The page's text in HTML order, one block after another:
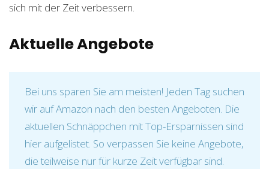
sich mit der Zeit verbessern.
Aktuelle Angebote
Bei uns sparen Sie am meisten! Jeden Tag suchen
wir auf Amazon nach den besten Angeboten. Die
aktuellen Schnäppchen mit Top-Ersparnissen sind
hier aufgelistet. So verpassen Sie keine Angebote,
die teilweise nur für kurze Zeit verfügbar sind.